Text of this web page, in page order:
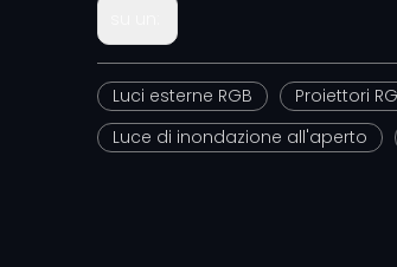
Luci esterne RGB Proiettori
Luce di inondazione all'aperto